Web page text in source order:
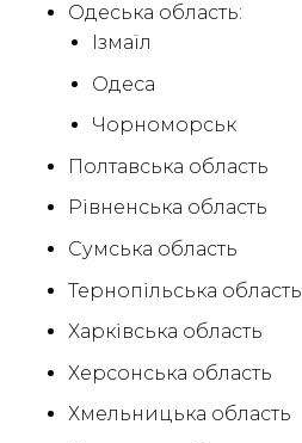
Одеська область:
Ізмаїл
Одеса
Чорноморськ
Полтавська область
Рівненська область
Сумська область
Тернопільська область
Харківська область
Херсонська область
Хмельницька область